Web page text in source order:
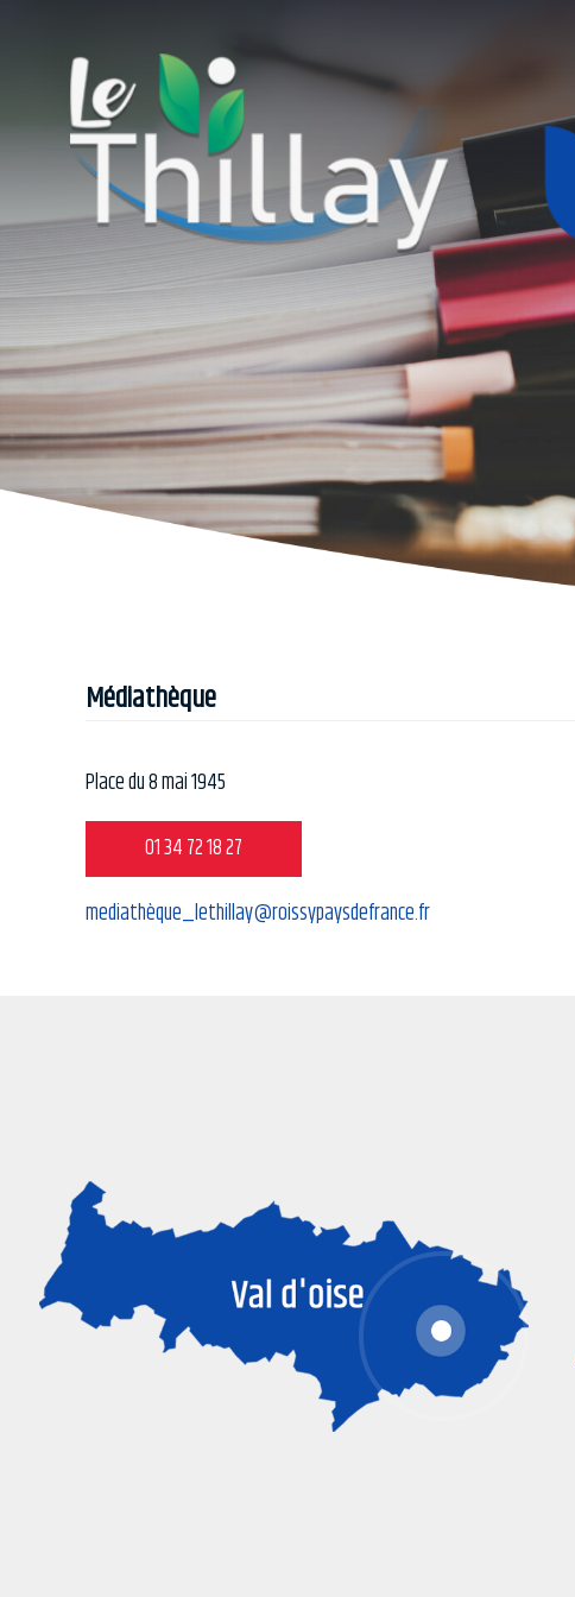
Médiathèque
Place du 8 mai 1945
01 34 72 18 27
mediathèque_lethillay@roissypaysdefrance.fr